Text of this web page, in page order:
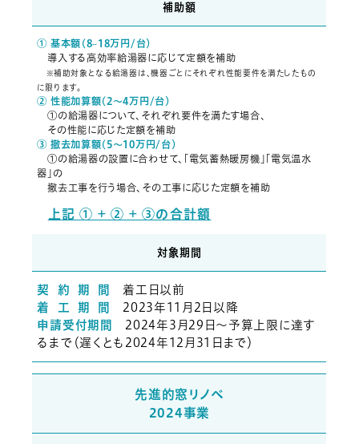
補助額
① 基本額(8~18万円/台）
導入する高効率給湯器に応じて定額を補助
※補助対象となる給湯器は、機器ごとにそれぞれ性能要件を満たしたもの
に限ります。
② 性能加算額(2～4万円/台）
①の給湯器について、それぞれ要件を満たす場合、
その性能に応じた定額を補助
③ 撤去加算額(5～10万円/台）
①の給湯器の設置に合わせて、「電気蓄熱暖房機」「電気温水
器」の
撤去工事を行う場合、その工事に応じた定額を補助
上記 ① + ② + ③の合計額
対象期間
契 約 期 間
着工日以前
着 工 期 間
2023年11月2日以降
申請受付期間
2024年3月29日～予算上限に達す
るまで（遅くとも2024年12月31日まで）
先進的窓リノベ
2024事業